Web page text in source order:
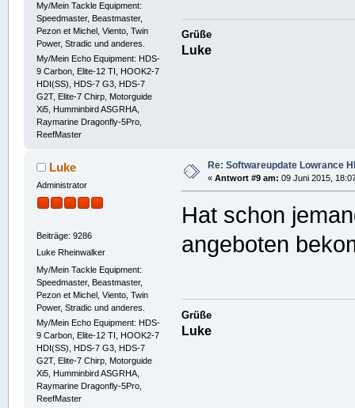
My/Mein Tackle Equipment:
Speedmaster, Beastmaster,
Pezon et Michel, Viento, Twin
Power, Stradic und anderes.
My/Mein Echo Equipment: HDS-
9 Carbon, Elite-12 TI, HOOK2-7
HDI(SS), HDS-7 G3, HDS-7
G2T, Elite-7 Chirp, Motorguide
Xi5, Humminbird ASGRHA,
Raymarine Dragonfly-5Pro,
ReefMaster
Grüße
Luke
Luke
Administrator
Beiträge: 9286
Luke Rheinwalker
My/Mein Tackle Equipment:
Speedmaster, Beastmaster,
Pezon et Michel, Viento, Twin
Power, Stradic und anderes.
My/Mein Echo Equipment: HDS-
9 Carbon, Elite-12 TI, HOOK2-7
HDI(SS), HDS-7 G3, HDS-7
G2T, Elite-7 Chirp, Motorguide
Xi5, Humminbird ASGRHA,
Raymarine Dragonfly-5Pro,
ReefMaster
Re: Softwareupdate Lowrance
« Antwort #9 am: 09 Juni 2015,
Hat schon
angeboten
Grüße
Luke